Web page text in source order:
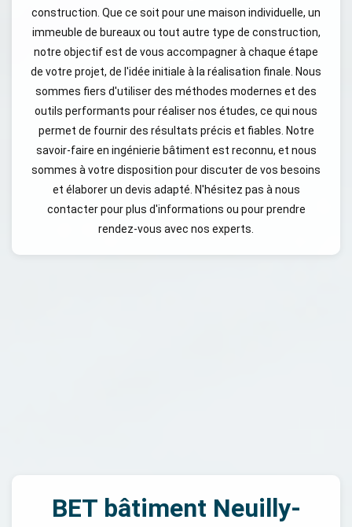
construction. Que ce soit pour une maison individuelle, un
immeuble de bureaux ou tout autre type de construction,
notre objectif est de vous accompagner à chaque étape
de votre projet, de l'idée initiale à la réalisation finale. Nous
sommes fiers d'utiliser des méthodes modernes et des
outils performants pour réaliser nos études, ce qui nous
permet de fournir des résultats précis et fiables. Notre
savoir-faire en ingénierie bâtiment est reconnu, et nous
sommes à votre disposition pour discuter de vos besoins
et élaborer un devis adapté. N'hésitez pas à nous
contacter pour plus d'informations ou pour prendre
rendez-vous avec nos experts.
BET bâtiment Neuilly-